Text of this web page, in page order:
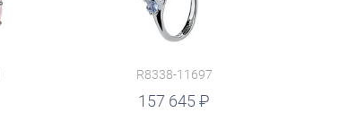
R8338-11697
157 645